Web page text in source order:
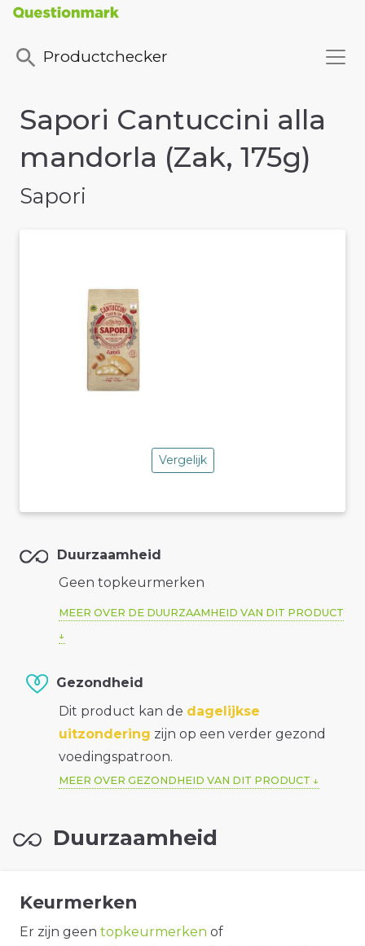
Productchecker
Sapori Cantuccini alla
mandorla (Zak, 175g)
Sapori
Vergelijk
Duurzaamheid
Geen topkeurmerken
MEER OVER DE DUURZAAMHEID VAN DIT PRODUCT
Gezondheid
Dit product kan de dagelijkse
uitzondering zijn op een verder gezond
voedingspatroon.
MEER OVER GEZONDHEID VAN DIT PRODUCT
Duurzaamheid
Keurmerken
Er zijn geen topkeurmerken of